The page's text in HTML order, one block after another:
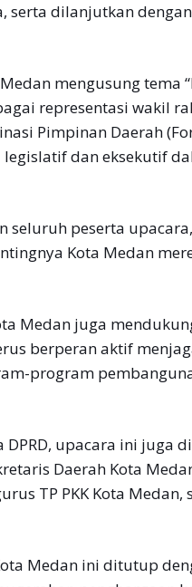
serta dilanjutkan
mengusung tema
representasi wakil
Pimpinan Daerah
dan eksekutif
seluruh peserta
Kota Medan
Medan juga
berperan aktif
program
upacara ini juga
Daerah Kota
TP PKK Kota Medan,
Medan ini ditutup